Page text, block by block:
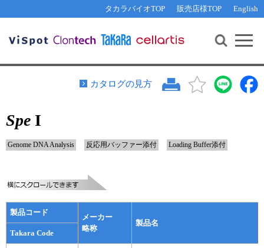
タカラバイオTOP 販売店様TOP English
機能解析・サイレンシング
PCR・等温増幅
リアルタイムPCR（qPCR）
テクニカルサポートライン
その他 ライセンスに関するご相談
遺伝子組換え生物該当製品
研究支援ツール
Cut-Site Navigator 制限酵素切断サイトの検索
In-Fusion Cloning プライマー設計
抗体検索サイト
リアルタイムPCR （インターカレーター法）
プライマー検索・注文
リアルタイムPCR（プローブ法）
プライマー・プローブ検索・注文
機器ソフトウェア・ベクター配列ダウンロード
ラーニングセンター
お問い合わせ WEB会員登録
カタログの見方
Spe I
Genome DNA Analysis 反応用バッファー添付 Loading Buffer添付
製品コード
メーカー
略称
製品名
Takara Code